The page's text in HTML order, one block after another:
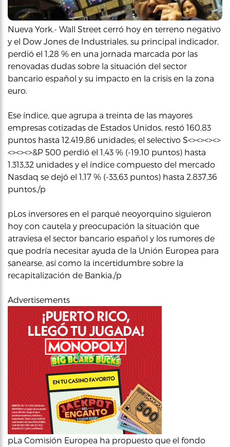
Nueva York.- Wall Street cerró hoy en terreno negativo
y el Dow Jones de Industriales, su principal indicador,
perdió el 1,28 % en una jornada marcada por las
renovadas dudas sobre la situación del sector
bancario español y su impacto en la crisis en la zona
euro.
Ese índice, que agrupa a treinta de las mayores
empresas cotizadas de Estados Unidos, restó 160,83
puntos hasta 12.419,86 unidades; el selectivo S<><><><>
<><><>&P 500 perdió el 1,43 % (-19,10 puntos) hasta
1.313,32 unidades y el índice compuesto del mercado
Nasdaq se dejó el 1,17 % (-33,63 puntos) hasta 2.837,36
puntos./p
pLos inversores en el parqué neoyorquino siguieron
hoy con cautela y preocupación la situación que
atraviesa el sector bancario español y los rumores de
que podría necesitar ayuda de la Unión Europea para
sanearse, así como la incertidumbre sobre la
recapitalización de Bankia./p
Advertisements
pLa Comisión Europea ha propuesto que el fondo